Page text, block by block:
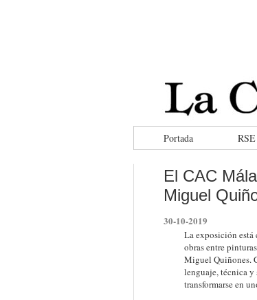
Portada RSE
El CAC
Miguel
30-10-2019
La exposición está
obras entre
Miguel Quiñones.
lenguaje, técnica y
transformarse en